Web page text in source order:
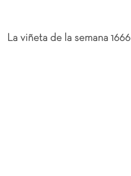
La viñeta de la semana 1666